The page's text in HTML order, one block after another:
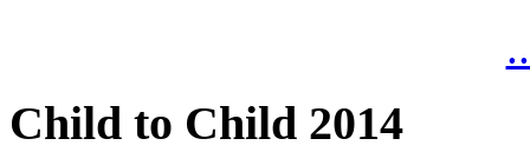
Child to Child 2014